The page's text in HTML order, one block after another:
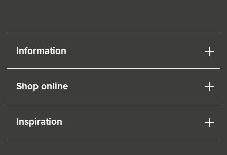
Information
Shop online
Inspiration